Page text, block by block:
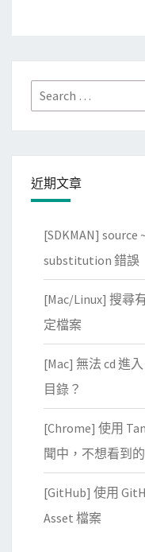
Search
for:
近期文章
[SDKMAN]
substitution 錯誤
[Mac/Linux] 搜尋
定檔案
[Mac] 無法 cd 進
目錄？
[Chrome] 使用
聞中，不想看到
[GitHub] 使用
Asset 檔案